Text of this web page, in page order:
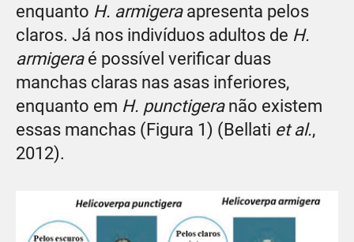
enquanto H. armigeraapresenta pelos
claros. Já nos indivíduos adultos de H.
armigera é possível verificar duas
manchas claras nas asas inferiores,
enquanto em H. punctigeranão existem
essas manchas (Figura 1) (Bellati et al.,
2012).